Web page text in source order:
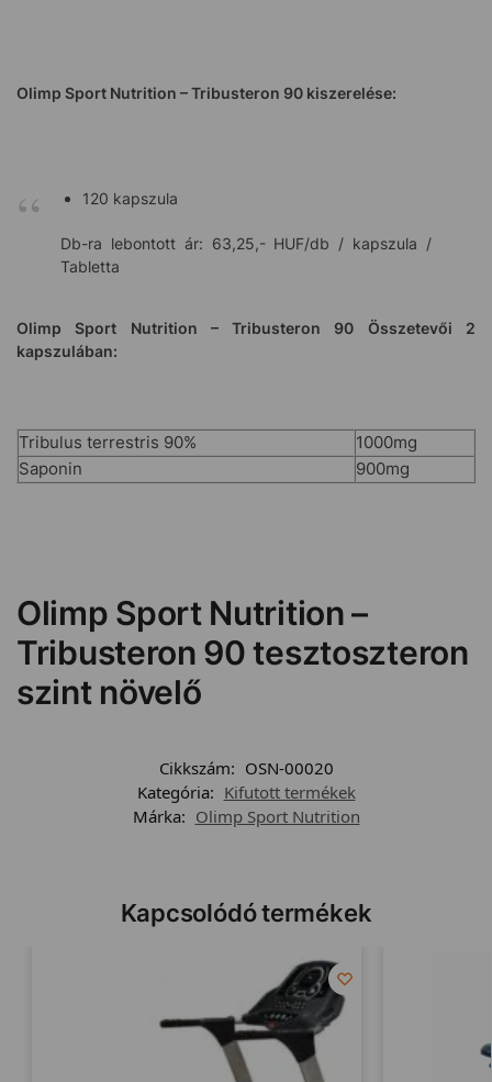
Olimp Sport Nutrition – Tribusteron 90 kiszerelése:
120 kapszula
Db-ra lebontott ár: 63,25,- HUF/db / kapszula /
Tabletta
Olimp Sport Nutrition – Tribusteron 90 Összetevői 2
kapszulában:
Tribulus terrestris 90%
1000mg
Saponin
900mg
Olimp Sport Nutrition –
Tribusteron 90 tesztoszteron
szint növelő
Cikkszám: OSN-00020
Kategória: Kifutott termékek
Márka: Olimp Sport Nutrition
Kapcsolódó termékek